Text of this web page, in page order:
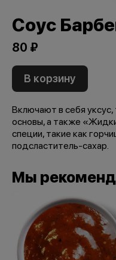
Соус
80 ₽
В корзину
Включают в себя
основы, а также
специи, такие как
подсластитель-сахар.
Мы